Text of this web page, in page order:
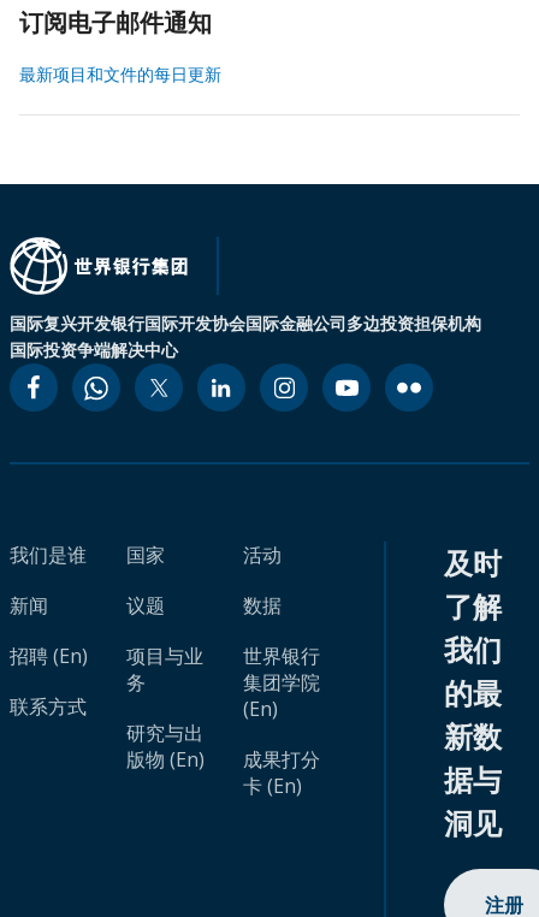
订阅电子邮件通知
最新项目和文件的每日更新
国际复兴开发银行国际开发协会国际金融公司多边投资担保机构
国际投资争端解决中心
我们是谁
新闻
招聘 (En)
联系方式
国家
议题
项目与业
务
研究与出
版物 (En)
活动
数据
世界银行
集团学院
(En)
成果打分
卡 (En)
及时
了解
我们
的最
新数
据与
洞见
注册